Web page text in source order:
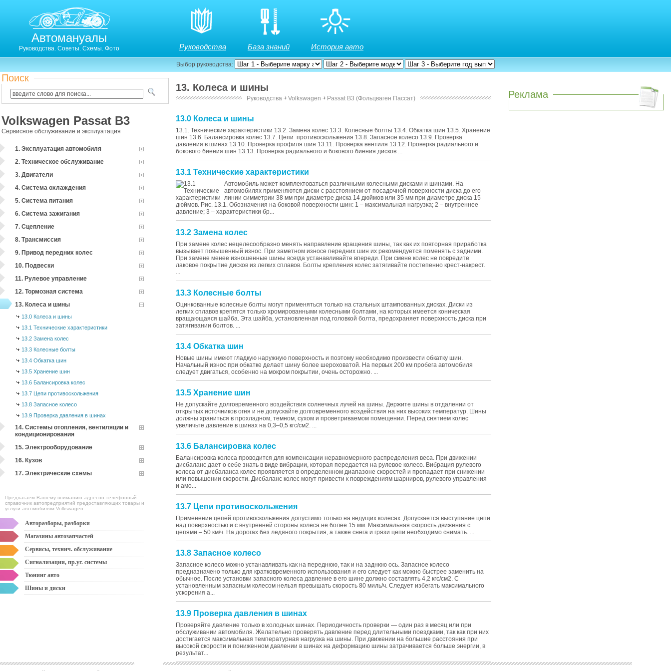
Автомануалы
Руководства. Советы. Схемы. Фото Руководства База знаний История авто
Выбор руководства:
Поиск
Volkswagen Passat B3
Сервисное обслуживание и эксплуатация
1. Эксплуатация автомобиля
2. Техническое обслуживание
3. Двигатели
4. Система охлаждения
5. Система питания
6. Система зажигания
7. Сцепление
8. Трансмиссия
9. Привод передних колес
10. Подвески
11. Рулевое управление
12. Тормозная система
13. Колеса и шины
13.0 Колеса и шины
13.1 Технические характеристики
13.2 Замена колес
13.3 Колесные болты
13.4 Обкатка шин
13.5 Хранение шин
13.6 Балансировка колес
13.7 Цепи противоскольжения
13.8 Запасное колесо
13.9 Проверка давления в шинах
14. Системы отопления, вентиляции и
кондиционирования
15. Электрооборудование
16. Кузов
17. Электрические схемы
Предлагаем Вашему вниманию адресно-телефонный
справочник автопредприятий предоставляющих товары и
услуги автомобилям Volkswagen:
Авторазборы, разборки
Магазины автозапчастей
Сервисы, технич. обслуживание
Сигнализации, пр.уг. системы
Тюнинг авто
Шины и диски
13. Колеса и шины
Руководства ￫ Volkswagen ￫ Passat B3 (Фольцваген Пассат)
13.0 Колеса и шины
13.1. Технические характеристики 13.2. Замена колес 13.3. Колесные болты 13.4. Обкатка шин 13.5. Хранение
шин 13.6. Балансировка колес 13.7. Цепи противоскольжения 13.8. Запасное колесо 13.9. Проверка
давления в шинах 13.10. Проверка профиля шин 13.11. Проверка вентиля 13.12. Проверка радиального и
бокового биения шин 13.13. Проверка радиального и бокового биения дисков ...
13.1 Технические характеристики
Автомобиль может комплектоваться различными колесными дисками и шинами. На
автомобилях применяются диски с расстоянием от посадочной поверхности диска до его
линии симметрии 38 мм при диаметре диска 14 дюймов или 35 мм при диаметре диска 15
дюймов. Рис. 13.1. Обозначения на боковой поверхности шин: 1 – максимальная нагрузка; 2 – внутреннее
давление; 3 – характеристики бр...
13.2 Замена колес
При замене колес нецелесообразно менять направление вращения шины, так как их повторная приработка
вызывает повышенный износ. При заметном износе передних шин их рекомендуется поменять с задними.
При замене менее изношенные шины всегда устанавливайте впереди. При смене колес не повредите
лаковое покрытие дисков из легких сплавов. Болты крепления колес затягивайте постепенно крест-накрест.
...
13.3 Колесные болты
Оцинкованные колесные болты могут применяться только на стальных штампованных дисках. Диски из
легких сплавов крепятся только хромированными колесными болтами, на которых имеется коническая
вращающаяся шайба. Эта шайба, установленная под головкой болта, предохраняет поверхность диска при
затягивании болтов. ...
13.4 Обкатка шин
Новые шины имеют гладкую наружную поверхность и поэтому необходимо произвести обкатку шин.
Начальный износ при обкатке делает шину более шероховатой. На первых 200 км пробега автомобиля
следует двигаться, особенно на мокром покрытии, очень осторожно. ...
13.5 Хранение шин
Не допускайте долговременного воздействия солнечных лучей на шины. Держите шины в отдалении от
открытых источников огня и не допускайте долговременного воздействия на них высоких температур. Шины
должны храниться в прохладном, темном, сухом и проветриваемом помещении. Перед снятием колес
увеличьте давление в шинах на 0,3–0,5 кгс/см2. ...
13.6 Балансировка колес
Балансировка колеса проводится для компенсации неравномерного распределения веса. При движении
дисбаланс дает о себе знать в виде вибрации, которая передается на рулевое колесо. Вибрация рулевого
колеса от дисбаланса колес проявляется в определенном диапазоне скоростей и пропадает при снижении
или повышении скорости. Дисбаланс колес могут привести к повреждениям шарниров, рулевого управления
и амо...
13.7 Цепи противоскольжения
Применение цепей противоскольжения допустимо только на ведущих колесах. Допускается выступание цепи
над поверхностью и с внутренней стороны колеса не более 15 мм. Максимальная скорость движения с
цепями – 50 км/ч. На дорогах без ледяного покрытия, а также снега и грязи цепи необходимо снимать. ...
13.8 Запасное колесо
Запасное колесо можно устанавливать как на переднюю, так и на заднюю ось. Запасное колесо
предназначено только для кратковременного использования и его следует как можно быстрее заменить на
обычное. После установки запасного колеса давление в его шине должно составлять 4,2 кгс/см2. С
установленным запасным колесом нельзя превышать скорость 80 миль/ч. Следует избегать максимального
ускорения а...
13.9 Проверка давления в шинах
Проверяйте давление только в холодных шинах. Периодичность проверки — один раз в месяц или при
обслуживании автомобиля. Желательно проверять давление перед длительными поездками, так как при них
достигается максимальная температурная нагрузка на шины. При движении на большие расстояния при
высокой скорости и пониженном давлении в шинах на деформацию шины затрачивается больше энергии, в
результат...
Реклама